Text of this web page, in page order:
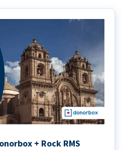
+ Rock RMS